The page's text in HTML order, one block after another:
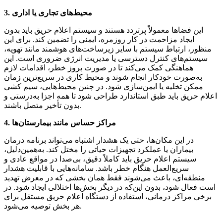
3. محیط‌های تجاری یا اداری
این فضاها معمولاً پرتردد هستند و سیستم اعلام حریق باید بدون
ایجاد مزاحمت در کار روزمره، ایمنی را تضمین کند. برای این
منظور، ارتباط سیستم با سایر زیرساخت‌های هوشمند مانند تهویه،
سیستم‌های کنترل دسترسی یا مدیریت انرژی ضروری است. این
هماهنگی کمک می‌کند تا در صورت بروز خطر، اقدامات لازم
به‌صورت خودکار انجام شوند و محیط کاری در سریع‌ترین زمان
ممکن تخلیه یا ایمن‌سازی شود. در چنین محیط‌هایی، سیم کشی
اعلام حریق باید طبق استاندارد طراحی شود تا همه اجزا به‌درستی و
بدون تأخیر متصل باشند.
4. مراکز حساس مانند بیمارستان‌ها
در این مکان‌ها، حتی یک هشدار اشتباه می‌تواند برنامه درمان
بیماران یا عملکرد تجهیزات حیاتی را مختل کند. به‌همین‌دلیل،
سیستم اعلام حریق باید کاملاً دقیق، بی‌صدا در مواقع عادی و
سریع‌العمل هنگام خطر باشد. سامانه‌هایی با قابلیت هشدار
منطقه‌ای، باعث می‌شوند فقط همان بخشی که در معرض تهدید
است فعال شود، بدون این‌که در دیگر بخش‌ها اختلالی ایجاد شود. در
برخی مراکز درمانی، استفاده از دستگاه اعلام حریق مستقل برای
هر بخش توصیه می‌شود.